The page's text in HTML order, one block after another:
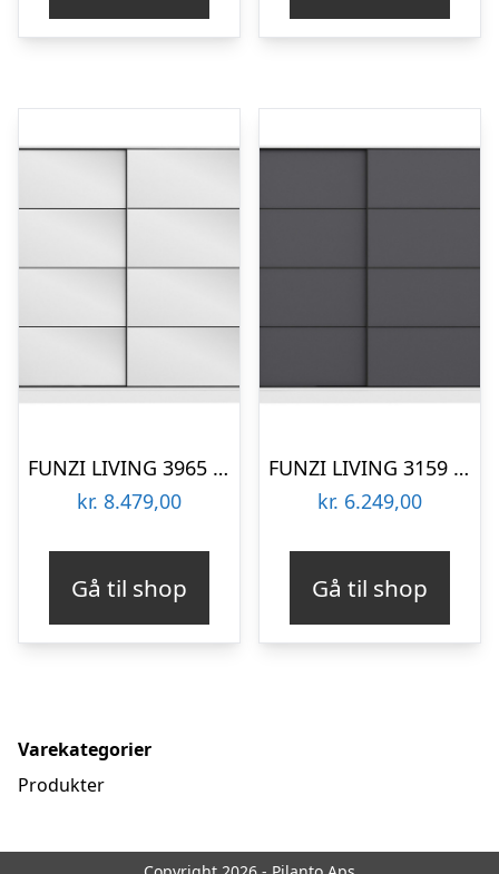
FUNZI LIVING 3965 garderobeskab, spejl, 2 skydelåger, 2 bøjlestænger, 2 skuffer – hvid melamin
kr. 8.479,00
Gå til shop
FUNZI LIVING 3159 garderobeskab, 2 skydelåger, 2 bøjlestænger, 2 skuffer – hvid/antracitgrå melamin
kr. 6.249,00
Gå til shop
Varekategorier
Produkter